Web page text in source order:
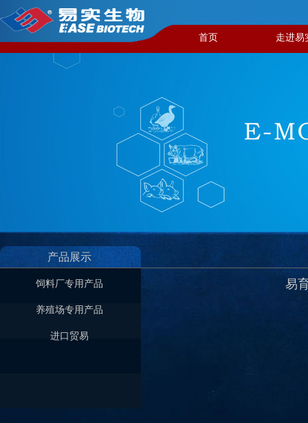
首页 走进易
产品展示
饲料厂专用产品
养殖场专用产品
进口贸易
易